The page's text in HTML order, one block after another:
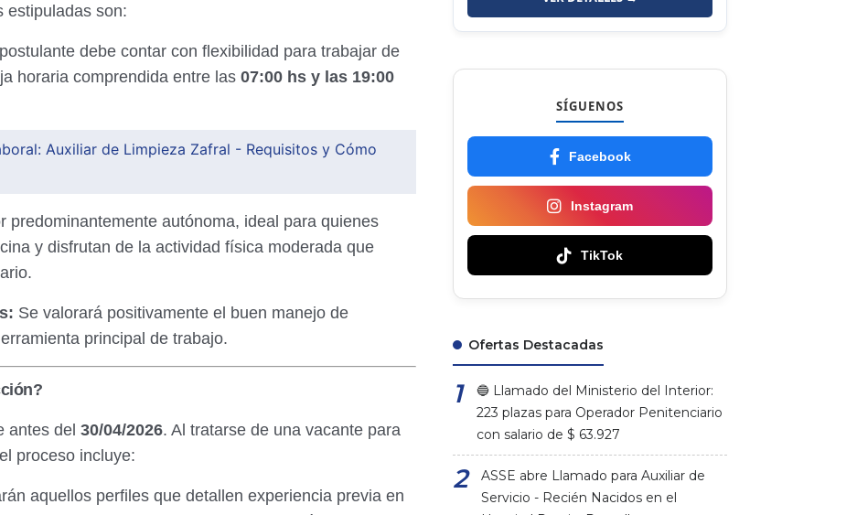
estipuladas son:
debe contar con flexibilidad para trabajar de
horaria comprendida entre las 07:00 hs y las 19:00
Auxiliar de Limpieza Zafral - Requisitos y Cómo
predominantemente autónoma, ideal para quienes
y disfrutan de la actividad física moderada que
Se valorará positivamente el buen manejo de
principal de trabajo.
antes del 30/04/2026. Al tratarse de una vacante para
proceso incluye:
aquellos perfiles que detallen experiencia previa en
SÍGUENOS
Facebook
Instagram
TikTok
Ofertas Destacadas
🔵 Llamado del Ministerio del Interior:
223 plazas para Operador Penitenciario
con salario de $ 63.927
ASSE abre Llamado para Auxiliar de
Servicio - Recién Nacidos en el